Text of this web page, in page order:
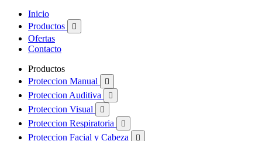
Inicio
Productos

Ofertas
Contacto
Productos
Proteccion Manual

Proteccion Auditiva 
Proteccion Visual 
Proteccion Respiratoria 
Proteccion Facial y Cabeza 